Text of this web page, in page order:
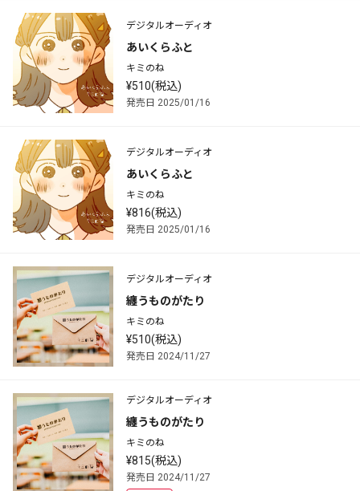
デジタルオーディオ
あいくらふと
キミのね
¥510(税込)
発売日 2025/01/16
デジタルオーディオ
あいくらふと
キミのね
¥816(税込)
発売日 2025/01/16
デジタルオーディオ
纏うものがたり
キミのね
¥510(税込)
発売日 2024/11/27
デジタルオーディオ
纏うものがたり
キミのね
¥815(税込)
発売日 2024/11/27